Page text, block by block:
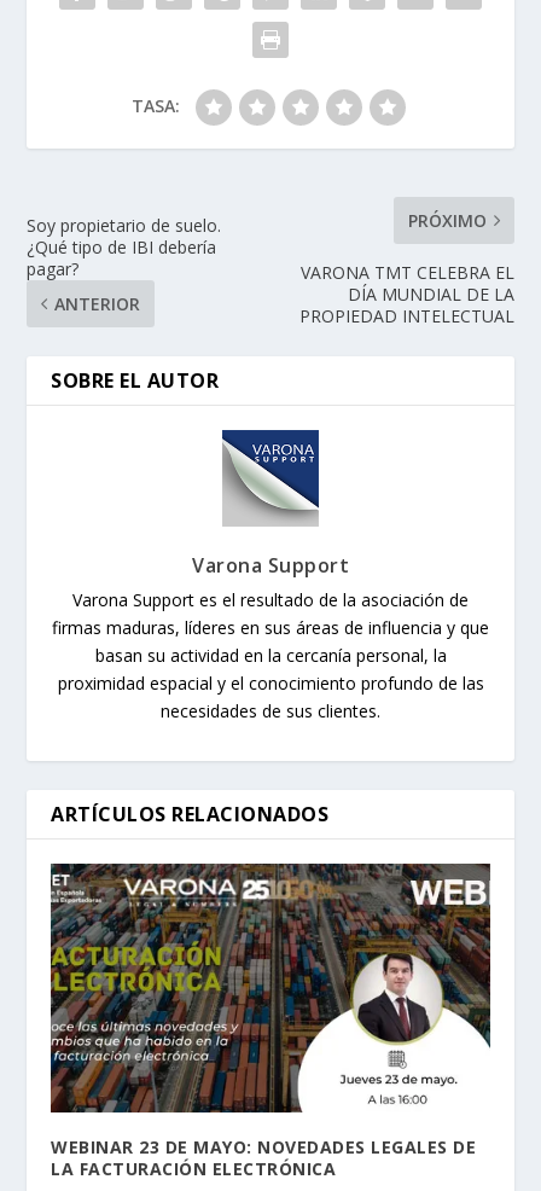
TASA:
Soy propietario de suelo.
¿Qué tipo de IBI debería
pagar?
ANTERIOR
PRÓXIMO
VARONA TMT CELEBRA EL
DÍA MUNDIAL DE LA
PROPIEDAD INTELECTUAL
SOBRE EL AUTOR
Varona Support
Varona Support es el resultado de la asociación de
firmas maduras, líderes en sus áreas de influencia y que
basan su actividad en la cercanía personal, la
proximidad espacial y el conocimiento profundo de las
necesidades de sus clientes.
ARTÍCULOS RELACIONADOS
WEBINAR 23 DE MAYO: NOVEDADES LEGALES DE
LA FACTURACIÓN ELECTRÓNICA